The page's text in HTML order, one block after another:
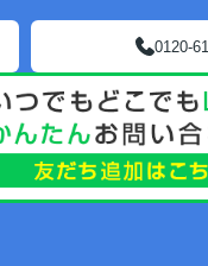
0120-